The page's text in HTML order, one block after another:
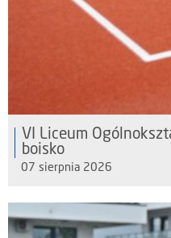
VI Liceum
boisko
07 sierpnia 2026